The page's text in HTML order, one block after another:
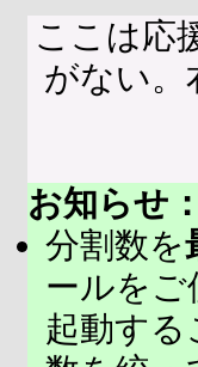
ここは応
がない。
お知らせ：
分割数を
ールをご
起動す